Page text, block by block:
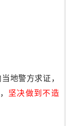
地警方求证，
坚决做到不造